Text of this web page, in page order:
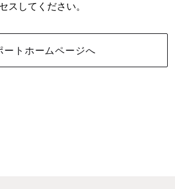
スしてください。
ートホームページへ